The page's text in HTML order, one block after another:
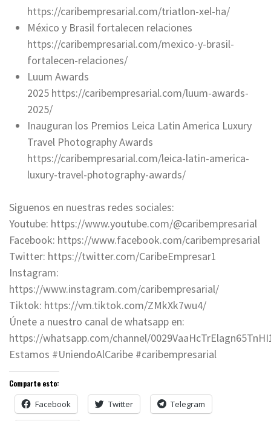
https://caribempresarial.com/triatlon-xel-ha/
México y Brasil fortalecen relaciones
https://caribempresarial.com/mexico-y-brasil-
fortalecen-relaciones/
Luum Awards
2025 https://caribempresarial.com/luum-awards-
2025/
Inauguran los Premios Leica Latin America Luxury
Travel Photography Awards
https://caribempresarial.com/leica-latin-america-
luxury-travel-photography-awards/
Siguenos en nuestras redes sociales:
Youtube: https://www.youtube.com/@caribempresarial
Facebook: https://www.facebook.com/caribempresarial
Twitter: https://twitter.com/CaribeEmpresar1
Instagram:
https://www.instagram.com/caribempresarial/
Tiktok: https://vm.tiktok.com/ZMkXk7wu4/
Únete a nuestro canal de whatsapp en:
https://whatsapp.com/channel/
Estamos #UniendoAlCaribe #caribempresarial
Comparte esto:
Facebook Twitter Telegram